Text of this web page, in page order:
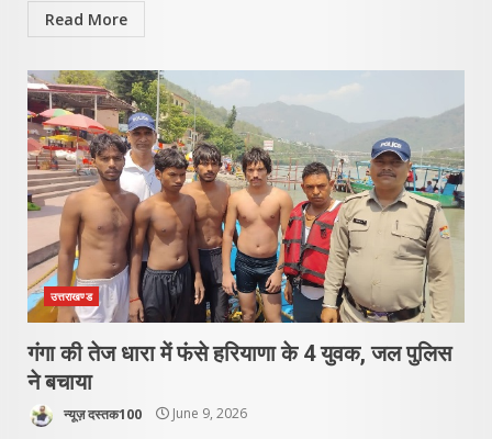
Read More
उत्तराखण्ड
​गंगा की तेज धारा में फंसे हरियाणा के 4 युवक, जल पुलिस
ने बचाया
न्यूज़ दस्तक100 June 9, 2026